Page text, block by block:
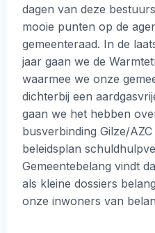
dagen van deze
mooie punten op de
gemeenteraad. In de
jaar gaan we de
waarmee we onze
dichterbij een
gaan we het hebben
busverbinding Gilze/
beleidsplan
Gemeentebelang vindt
als kleine dossiers
onze inwoners van